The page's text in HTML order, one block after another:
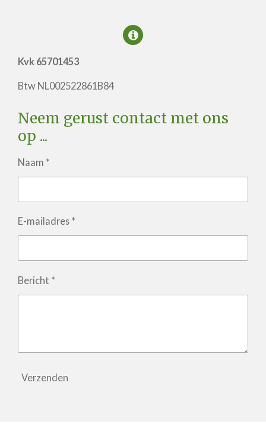
Kvk 65701453
Btw NL002522861B84
Neem gerust contact met ons
op ...
Naam *
E-mailadres *
Bericht *
Verzenden